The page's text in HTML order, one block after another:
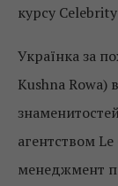
курсу
Українка за
Kushna
агентством
менеджмент